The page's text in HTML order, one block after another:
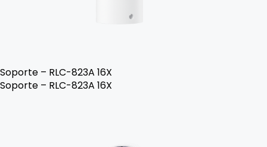
Soporte – RLC-823A 16X
Soporte – RLC-823A 16X